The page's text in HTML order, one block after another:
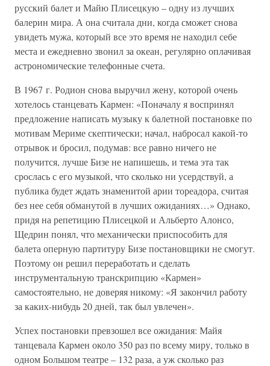
русский балет и Майю Плисецкую – одну из лучших
балерин мира. А она считала дни, когда сможет снова
увидеть мужа, который все это время не находил себе
места и ежедневно звонил за океан, регулярно оплачивая
астрономические телефонные счета.
В 1967 г. Родион снова выручил жену, которой очень
хотелось станцевать Кармен: «Поначалу я воспринял
предложение написать музыку к балетной постановке по
мотивам Мериме скептически; начал, набросал какой-то
отрывок и бросил, подумав: все равно ничего не
получится, лучше Бизе не напишешь, и тема эта так
срослась с его музыкой, что сколько ни усердствуй, а
публика будет ждать знаменитой арии тореадора, считая
без нее себя обманутой в лучших ожиданиях…» Однако,
придя на репетицию Плисецкой и Альберто Алонсо,
Щедрин понял, что механически приспособить для
балета оперную партитуру Бизе постановщики не смогут.
Поэтому он решил переработать и сделать
инструментальную транскрипцию «Кармен»
самостоятельно, не доверяя никому: «Я закончил работу
за каких-нибудь 20 дней, так был увлечен».
Успех постановки превзошел все ожидания: Майя
танцевала Кармен около 350 раз по всему миру, только в
одном Большом театре – 132 раза, а уж сколько раз